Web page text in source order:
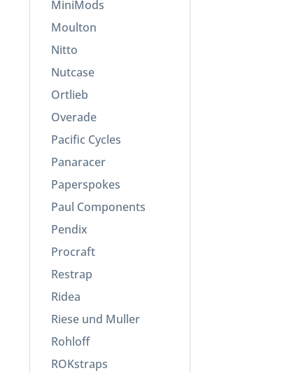
MiniMods
Moulton
Nitto
Nutcase
Ortlieb
Overade
Pacific Cycles
Panaracer
Paperspokes
Paul Components
Pendix
Procraft
Restrap
Ridea
Riese und Muller
Rohloff
ROKstraps